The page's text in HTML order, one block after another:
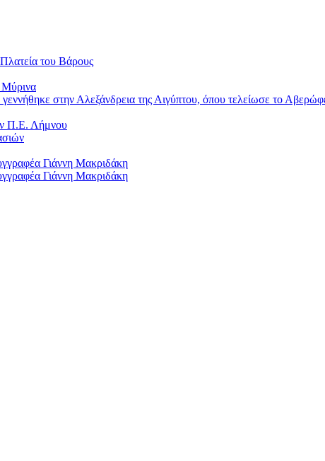
του Βάρους
Μύρινα
στην Αλεξάνδρεια της Αιγύπτου, όπου τελείωσε το
Π.Ε. Λήμνου
Γιάννη Μακριδάκη
Γιάννη Μακριδάκη